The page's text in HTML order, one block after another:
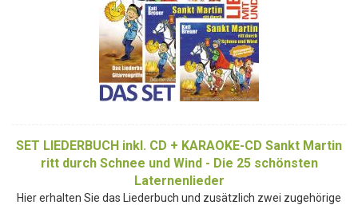
SET LIEDERBUCH inkl. CD + KARAOKE-CD Sankt Martin
ritt durch Schnee und Wind - Die 25 schönsten
Laternenlieder
Hier erhalten Sie das Liederbuch und zusätzlich zwei zugehörige